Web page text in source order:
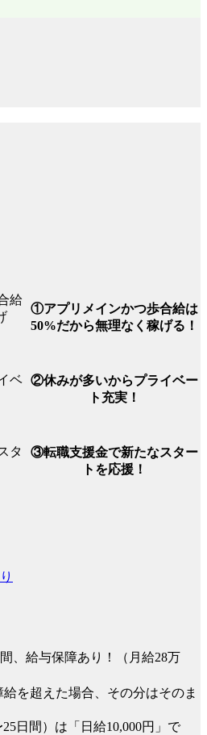
①アプリメインかつ歩合給は
50%だから無理なく稼げる！
②休みが多いからプライベー
ト充実！
③転職支援金で新たなスター
トを応援！
、給与保障あり！（月給28万
を超えた場合、その分はそのま
日間）は「日給10,000円」で